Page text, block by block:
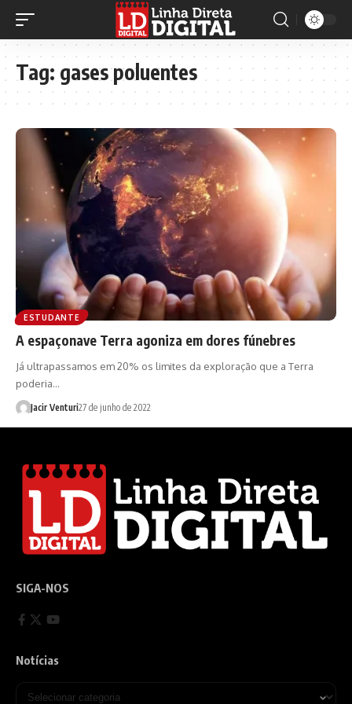
Tag: gases poluentes
ESTUDANTE
A espaçonave Terra agoniza em dores fúnebres
Já ultrapassamos em 20% os limites da exploração que a Terra
poderia…
Jacir Venturi27 de junho de 2022
SIGA-NOS
Notícias